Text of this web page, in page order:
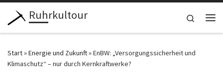
Zum Inhalt springen
Ruhrkultour
Search
Start»Energie und Zukunft»EnBW: „Versorgungssicherheit und
Klimaschutz“ – nur durch Kernkraftwerke?